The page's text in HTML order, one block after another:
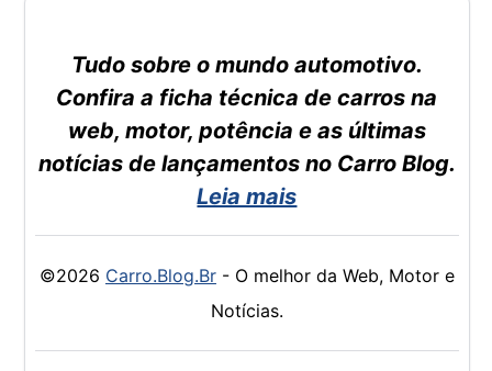
Tudo sobre o mundo automotivo.
Confira a ficha técnica de carros na
web, motor, potência e as últimas
notícias de lançamentos no Carro Blog.
Leia mais
©2026 Carro.Blog.Br- O melhor da Web, Motor e
Notícias.